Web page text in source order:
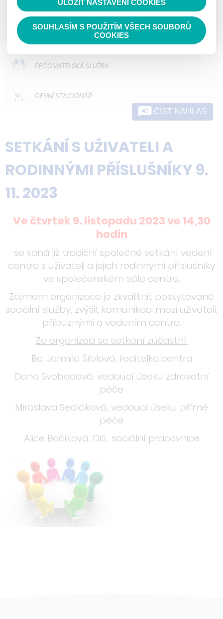
ODLEHČOVACÍ SLUŽBY
DOMOVY PRO OSOBY SE ZDRAVOTNÍM
PEČOVATELSKÁ SLUŽBA
DENNÍ STACIONÁŘ
ČÍST NAHLAS
SETKÁNÍ S UŽIVATELI A
RODINNÝMI PŘÍSLUŠNÍKY 9.
11. 2023
Ve čtvrtek 9. listopadu 2023 ve 14,30
hodin
se koná již tradiční společné setkání vedení
centra s uživateli a jejich rodinnými příslušníky
ve společenském sále centra.
Zájmem organizace je zkvalitnit poskytované
sociální služby, zvýšit komunikaci mezi uživateli,
příbuznými a vedením centra.
Za organizaci se setkání zúčastní:
Bc. Jarmila Šíblová, ředitelka centra
Dana Svobodová, vedoucí úseku zdravotní
péče
Miroslava Sedláková, vedoucí úseku přímé
péče
Alice Bačíková, DiS., sociální pracovnice
ULOŽIT NASTAVENÍ COOKIES
SOUHLASÍM S POUŽITÍM VŠECH SOUBORŮ
COOKIES